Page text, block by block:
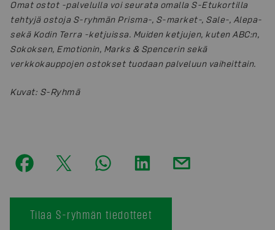
Omat ostot -palvelulla voi seurata omalla S-Etukortilla
tehtyjä ostoja S-ryhmän Prisma-, S-market-, Sale-, Alepa-
sekä Kodin Terra -ketjuissa. Muiden ketjujen, kuten ABC:n,
Sokoksen, Emotionin, Marks & Spencerin sekä
verkkokauppojen ostokset tuodaan palveluun vaiheittain.
Kuvat: S-Ryhmä
Tilaa S-ryhmän tiedotteet